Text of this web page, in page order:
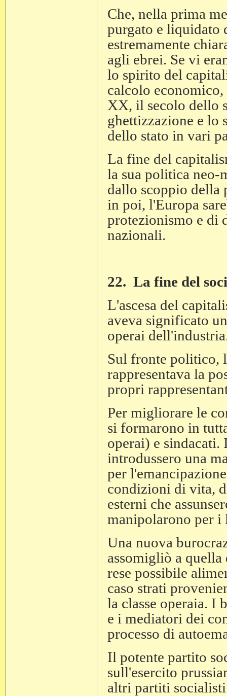
Che, nella prima
purgato e liquidato
estremamente
agli ebrei. Se vi
lo spirito del
calcolo
XX, il secolo dello
ghettizzazione e lo
dello stato in vari
La fine del
la sua politica neo-
dallo scoppio della
in poi, l'Europa
protezionismo e di
nazionali.
22. La fine del
L'ascesa del
aveva significato
operai
Sul fronte politico,
rappresentava la
propri
Per migliorare le
si formarono in
operai) e
introdussero una
per
condizioni di vita,
esterni che
manipolarono per
Una nuova
assomigliò a
rese possibile
caso strati
la classe operaia. I
e i mediatori dei
processo di
Il potente partito
sull'esercito
altri partiti